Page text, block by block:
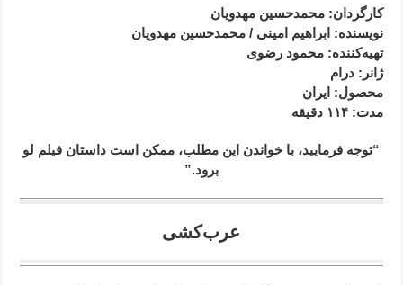
کارگردان: محمدحسین مهدویان
نویسنده: ابراهیم امینی / محمدحسین مهدویان
تهیه‌کننده: محمود رضوی
ژانر : درام
محصول: ایران
مدت: ۱۱۴ دقیقه
“توجه فرمایید،‌ با خواندن این مطلب، ممکن است داستان فیلم لو
برود.”